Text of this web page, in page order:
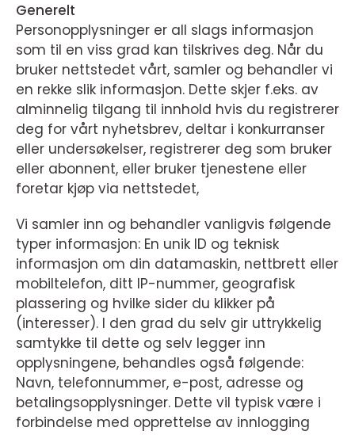
Generelt
Personopplysninger er all slags informasjon
som til en viss grad kan tilskrives deg. Når du
bruker nettstedet vårt, samler og behandler vi
en rekke slik informasjon. Dette skjer f.eks. av
alminnelig tilgang til innhold hvis du registrerer
deg for vårt nyhetsbrev, deltar i konkurranser
eller undersøkelser, registrerer deg som bruker
eller abonnent, eller bruker tjenestene eller
foretar kjøp via nettstedet,
Vi samler inn og behandler vanligvis følgende
typer informasjon: En unik ID og teknisk
informasjon om din datamaskin, nettbrett eller
mobiltelefon, ditt IP-nummer, geografisk
plassering og hvilke sider du klikker på
(interesser). I den grad du selv gir uttrykkelig
samtykke til dette og selv legger inn
opplysningene, behandles også følgende:
Navn, telefonnummer, e-post, adresse og
betalingsopplysninger. Dette vil typisk være i
forbindelse med opprettelse av innlogging